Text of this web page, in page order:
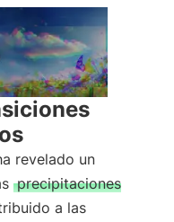
revelado un
precipitaciones
a las